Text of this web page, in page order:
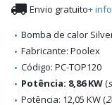
 Envio gratuito+ info
Bomba de calor
Fabricante: Poolex
Código: PC-TOP120
Potência: 8,86 KW(
Potência: 12,05 KW (